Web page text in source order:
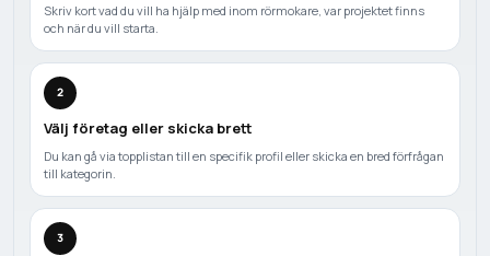
Skriv kort vad du vill ha hjälp med inom rörmokare, var projektet finns
och när du vill starta.
2
Välj företag eller skicka brett
Du kan gå via topplistan till en specifik profil eller skicka en bred förfrågan
till kategorin.
3